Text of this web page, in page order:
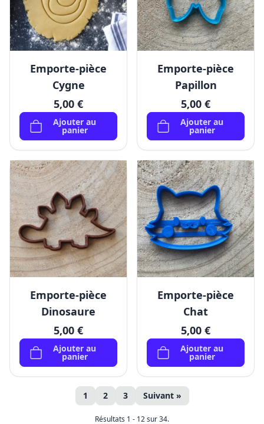
Emporte-pièce
Cygne
5,00 €
Ajouter au
panier
Emporte-pièce
Papillon
5,00 €
Ajouter au
panier
Emporte-pièce
Dinosaure
5,00 €
Ajouter au
panier
Emporte-pièce
Chat
5,00 €
Ajouter au
panier
1 2 3 Suivant »
Résultats 1 - 12 sur 34.